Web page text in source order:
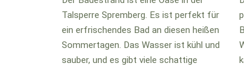
Talsperre Spremberg. Es ist perfekt für
ein erfrischendes Bad an diesen heißen
Sommertagen. Das Wasser ist kühl und
sauber, und es gibt viele schattige